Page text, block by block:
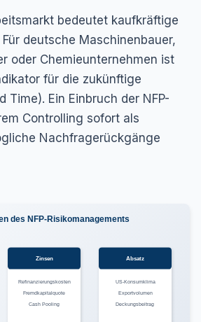
bedeutet kaufkräftige
deutsche Maschinenbauer,
oder Chemieunternehmen ist
für die zukünftige
Time). Ein Einbruch der NFP-
Controlling sofort als
Nachfragerückgänge
des NFP-Risikomanagements
Zinsen
Refinanzierungskosten
Fremdkapitalquote
Cash Pooling
Absatz
US-Konsumklima
Exportvolumen
Deckungsbeitrag